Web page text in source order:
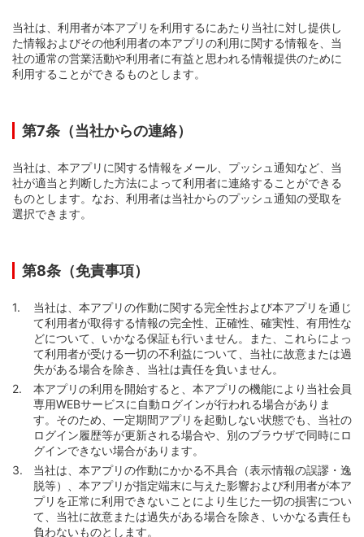
当社は、利用者が本アプリを利用するにあたり当社に対し提供し
た情報およびその他利用者の本アプリの利用に関する情報を、当
社の通常の営業活動や利用者に有益と思われる情報提供のために
利用することができるものとします。
第7条（当社からの連絡）
当社は、本アプリに関する情報をメール、プッシュ通知など、当
社が適当と判断した方法によって利用者に連絡することができる
ものとします。なお、利用者は当社からのプッシュ通知の受取を
選択できます。
第8条（免責事項）
当社は、本アプリの作動に関する完全性および本アプリを通じ
て利用者が取得する情報の完全性、正確性、確実性、有用性な
どについて、いかなる保証も行いません。また、これらによっ
て利用者が受ける一切の不利益について、当社に故意または過
失がある場合を除き、当社は責任を負いません。
本アプリの利用を開始すると、本アプリの機能により当社会員
専用WEBサービスに自動ログインが行われる場合がありま
す。そのため、一定期間アプリを起動しない状態でも、当社の
ログイン履歴等が更新される場合や、別のブラウザで同時にロ
グインできない場合があります。
当社は、本アプリの作動にかかる不具合（表示情報の誤謬・逸
脱等）、本アプリが指定端末に与えた影響および利用者が本ア
プリを正常に利用できないことにより生じた一切の損害につい
て、当社に故意または過失がある場合を除き、いかなる責任も
負わないものとします。